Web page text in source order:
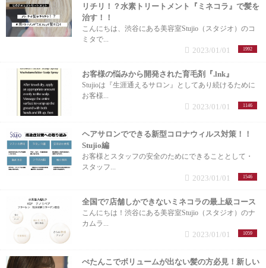
リチリ！？水素トリートメント『ミネコラ』で髪を
治す！！
こんにちは、渋谷にある美容室Stujio（スタジオ）のコ
ミタで...
1992
2023/01/01
お客様の悩みから開発された育毛剤『.lnk』
Stujioは『生涯通えるサロン』としてあり続けるために
お客様...
1146
2023/01/01
ヘアサロンでできる新型コロナウィルス対策！！
Stujio編
お客様とスタッフの安全のためにできることとして・
スタッフ...
1546
2023/01/01
全国で7店舗しかできないミネコラの最上級コース
こんにちは！渋谷にある美容室Stujio（スタジオ）のナ
カムラ...
1059
2023/01/01
ぺたんこでボリュームが出ない髪の方必見！新しい